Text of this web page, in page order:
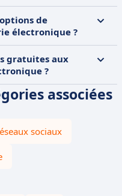
de
électronique ?
gratuites aux
?
associées
sociaux